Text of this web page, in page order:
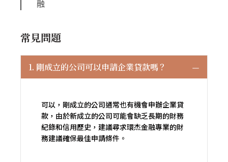
融
常見問題
1. 剛成立的公司可以申請企業貸款嗎？
可以，剛成立的公司通常也有機會申辦企業貸
款，由於新成立的公司可能會缺乏長期的財務
紀錄和信用歷史，建議尋求環杰金融專業的財
務建議確保最佳申請條件。